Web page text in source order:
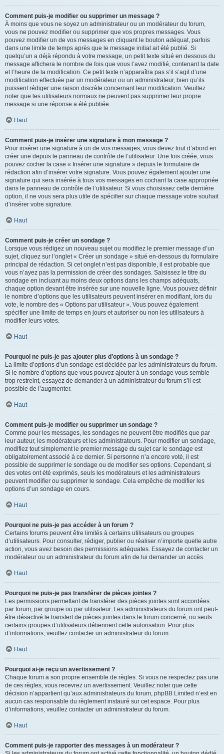
Comment puis-je modifier ou supprimer un message ?
À moins que vous ne soyez un administrateur ou un modérateur du forum,
vous ne pouvez modifier ou supprimer que vos propres messages. Vous
pouvez modifier un de vos messages en cliquant le bouton adéquat, parfois
dans une limite de temps après que le message initial ait été publié. Si
quelqu’un a déjà répondu à votre message, un petit texte situé en dessous du
message affichera le nombre de fois que vous l’avez modifié, contenant la date
et l’heure de la modification. Ce petit texte n’apparaîtra pas s’il s’agit d’une
modification effectuée par un modérateur ou un administrateur, bien qu’ils
puissent rédiger une raison discrète concernant leur modification. Veuillez
noter que les utilisateurs normaux ne peuvent pas supprimer leur propre
message si une réponse a été publiée.
Haut
Comment puis-je insérer une signature à mon message ?
Pour insérer une signature à un de vos messages, vous devez tout d’abord en
créer une depuis le panneau de contrôle de l’utilisateur. Une fois créée, vous
pouvez cocher la case « Insérer une signature » depuis le formulaire de
rédaction afin d’insérer votre signature. Vous pouvez également ajouter une
signature qui sera insérée à tous vos messages en cochant la case appropriée
dans le panneau de contrôle de l’utilisateur. Si vous choisissez cette dernière
option, il ne vous sera plus utile de spécifier sur chaque message votre souhait
d’insérer votre signature.
Haut
Comment puis-je créer un sondage ?
Lorsque vous rédigez un nouveau sujet ou modifiez le premier message d’un
sujet, cliquez sur l’onglet « Créer un sondage » situé en-dessous du formulaire
principal de rédaction. Si cet onglet n’est pas disponible, il est probable que
vous n’ayez pas la permission de créer des sondages. Saisissez le titre du
sondage en incluant au moins deux options dans les champs adéquats,
chaque option devant être insérée sur une nouvelle ligne. Vous pouvez définir
le nombre d’options que les utilisateurs peuvent insérer en modifiant, lors du
vote, le nombre des « Options par utilisateur ». Vous pouvez également
spécifier une limite de temps en jours et autoriser ou non les utilisateurs à
modifier leurs votes.
Haut
Pourquoi ne puis-je pas ajouter plus d’options à un sondage ?
La limite d’options d’un sondage est décidée par les administrateurs du forum.
Si le nombre d’options que vous pouvez ajouter à un sondage vous semble
trop restreint, essayez de demander à un administrateur du forum s’il est
possible de l’augmenter.
Haut
Comment puis-je modifier ou supprimer un sondage ?
Comme pour les messages, les sondages ne peuvent être modifiés que par
leur auteur, les modérateurs et les administrateurs. Pour modifier un sondage,
modifiez tout simplement le premier message du sujet car le sondage est
obligatoirement associé à ce dernier. Si personne n’a encore voté, il est
possible de supprimer le sondage ou de modifier ses options. Cependant, si
des votes ont été exprimés, seuls les modérateurs et les administrateurs
peuvent modifier ou supprimer le sondage. Cela empêche de modifier les
options d’un sondage en cours.
Haut
Pourquoi ne puis-je pas accéder à un forum ?
Certains forums peuvent être limités à certains utilisateurs ou groupes
d’utilisateurs. Pour consulter, rédiger, publier ou réaliser n’importe quelle autre
action, vous avez besoin des permissions adéquates. Essayez de contacter un
modérateur ou un administrateur du forum afin de lui demander un accès.
Haut
Pourquoi ne puis-je pas transférer de pièces jointes ?
Les permissions permettant de transférer des pièces jointes sont accordées
par forum, par groupe ou par utilisateur. Les administrateurs du forum ont peut-
être désactivé le transfert de pièces jointes dans le forum concerné, ou seuls
certains groupes d’utilisateurs détiennent cette autorisation. Pour plus
d’informations, veuillez contacter un administrateur du forum.
Haut
Pourquoi ai-je reçu un avertissement ?
Chaque forum a son propre ensemble de règles. Si vous ne respectez pas une
de ces règles, vous recevrez un avertissement. Veuillez noter que cette
décision n’appartient qu’aux administrateurs du forum, phpBB Limited n’est en
aucun cas responsable du règlement instauré sur cet espace. Pour plus
d’informations, veuillez contacter un administrateur du forum.
Haut
Comment puis-je rapporter des messages à un modérateur ?